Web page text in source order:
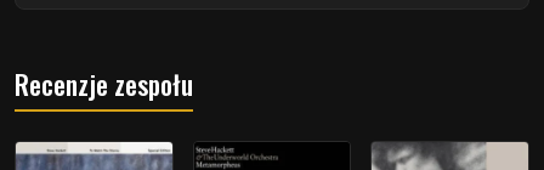
Recenzje zespołu